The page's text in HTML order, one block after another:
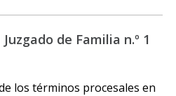
de Familia n.º 1
los términos procesales en